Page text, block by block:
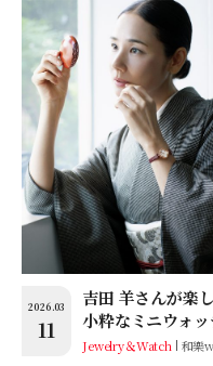
2026.03
11
吉田 羊さんが楽
小粋なミニウォッ
Jewelry＆Watch 和樂